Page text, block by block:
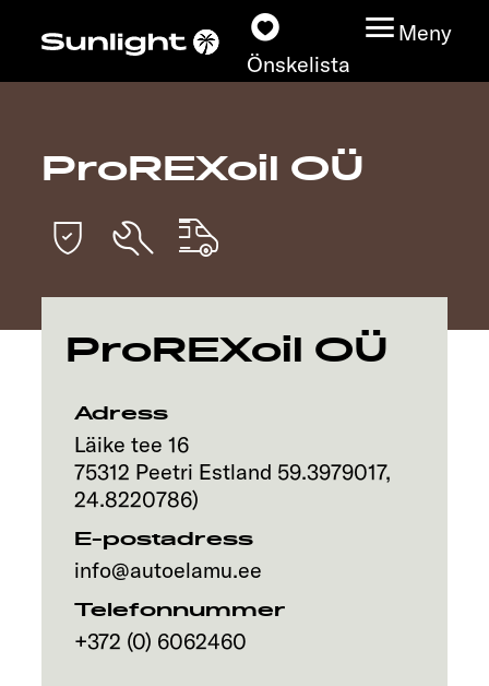
Önskelista
Meny
Modeller
Konfigurator
Find din Sunlight
Hitta återförsäljare
Upptäck
Service
ProREXoil OÜ
ProREXoil OÜ
Adress
Läike tee 16
75312 Peetri Estland 59.3979017,
24.8220786)
E-postadress
info@autoelamu.ee
Telefonnummer
+372 (0) 6062460